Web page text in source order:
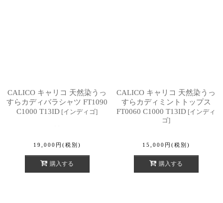
CALICO キャリコ 天然染うっ
すらカディバラシャツ FT1090
C1000 T13ID [インディゴ]
19,000 円 (税別)
購入する
CALICO キャリコ 天然染うっ
すらカディミントトップス
FT0060 C1000 T13ID [インディ
ゴ]
15,000 円 (税別)
購入する